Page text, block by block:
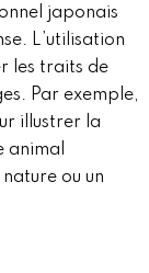
japonais
L’utilisation
les traits de
Par exemple,
illustrer la
animal
ou un